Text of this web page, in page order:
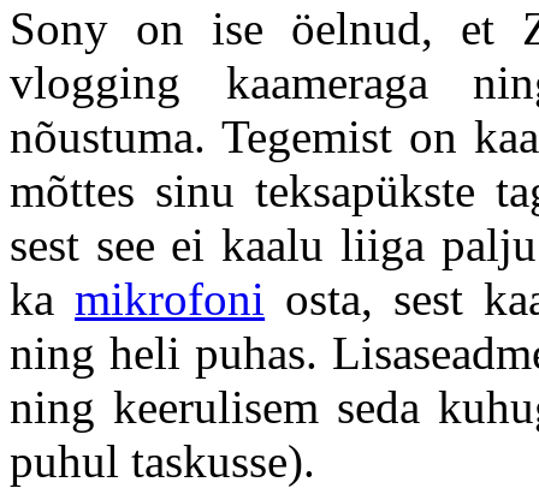
Sony on ise öelnud, et
vlogging kaameraga
nõustuma. Tegemist on
mõttes sinu teksapükste
sest see ei kaalu liiga
kamikrofoni osta, sest
ning heli puhas.
ning keerulisem seda
puhul